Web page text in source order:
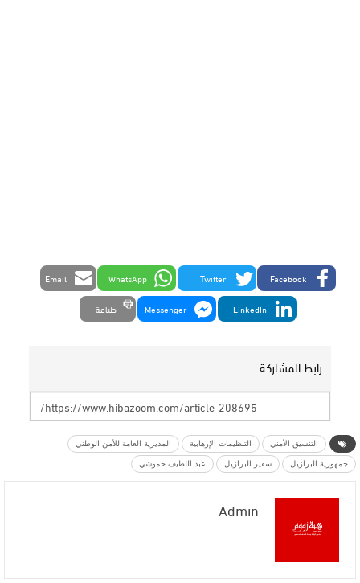
Facebook
Twitter
WhatsApp
Email
LinkedIn
Messenger طباعة
رابط المشاركة :
التنسيق الأمني التنظيمات الإرهابية المديرية العامة للأمن الوطني
جمهورية البرازيل سفير البرازيل عبد اللطيف حموشي
Admin